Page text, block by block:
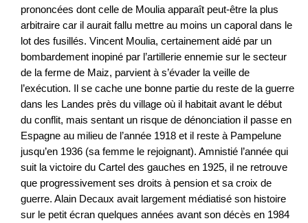
prononcées dont celle de Moulia apparaît peut-être la plus
arbitraire car il aurait fallu mettre au moins un caporal dans le
lot des fusillés. Vincent Moulia, certainement aidé par un
bombardement inopiné par l’artillerie ennemie sur le secteur
de la ferme de Maiz, parvient à s’évader la veille de
l’exécution. Il se cache une bonne partie du reste de la guerre
dans les Landes près du village où il habitait avant le début
du conflit, mais sentant un risque de dénonciation il passe en
Espagne au milieu de l’année 1918 et il reste à Pampelune
jusqu’en 1936 (sa femme le rejoignant). Amnistié l’année qui
suit la victoire du Cartel des gauches en 1925, il ne retrouve
que progressivement ses droits à pension et sa croix de
guerre. Alain Decaux avait largement médiatisé son histoire
sur le petit écran quelques années avant son décès en 1984